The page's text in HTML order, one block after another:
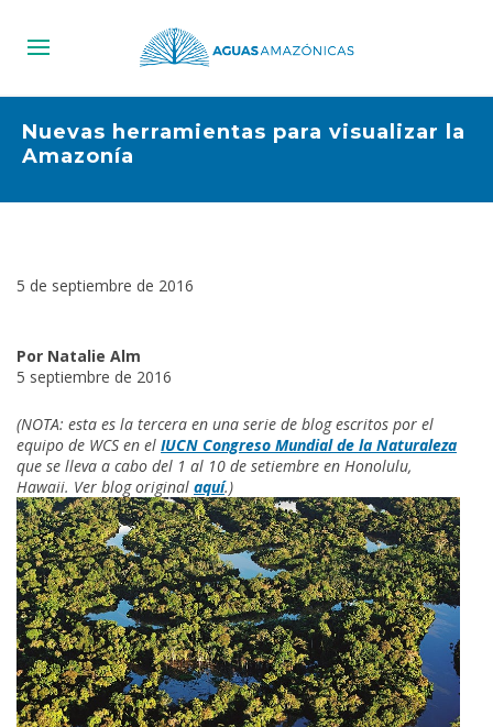
Nuevas herramientas para visualizar la
Amazonía
5 de septiembre de 2016
Por Natalie Alm
5 septiembre de 2016
(NOTA: esta es la tercera en una serie de blog escritos por el
equipo de WCS en el IUCN Congreso Mundial de la Naturaleza
que se lleva a cabo del 1 al 10 de setiembre en Honolulu,
Hawaii. Ver blog original aquí.)